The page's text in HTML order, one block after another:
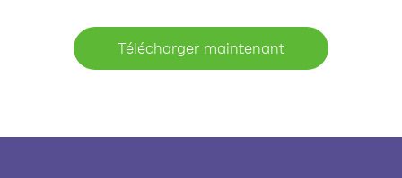
Télécharger maintenant